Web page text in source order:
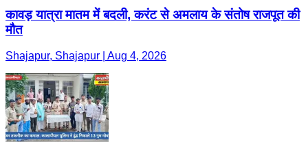
कावड़ यात्रा मातम में बदली, करंट से अमलाय के संतोष राजपूत की
मौत
Shajapur, Shajapur | Aug 4, 2026